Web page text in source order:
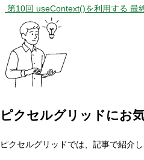
第10回 useContext()を利用する 最
ピクセルグリッドにお
ピクセルグリッドでは、記事で紹介